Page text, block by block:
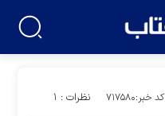
کد خبر:۷۱۷۵۸۰ نظرات : ۱